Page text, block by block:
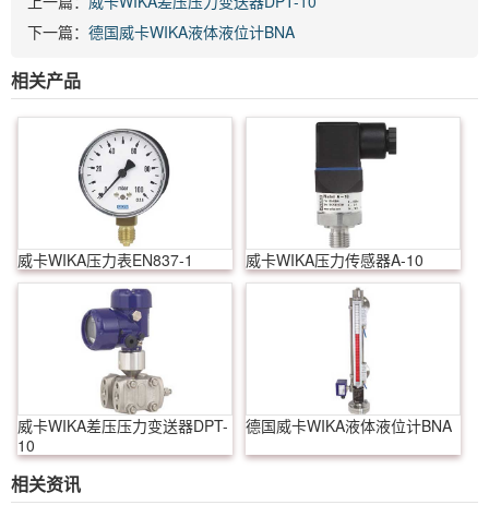
下一篇： 德国威卡WIKA液体液位计BNA
相关产品
威卡WIKA压力表EN837-1 威卡WIKA压力传感器A-10
威卡WIKA差压压力变送器DPT-
10
德国威卡WIKA液体液位计BNA
相关资讯